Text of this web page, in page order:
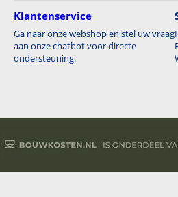
Klantenservice
Ga naar onze webshop en stel uw vraag
aan onze chatbot voor directe
ondersteuning.